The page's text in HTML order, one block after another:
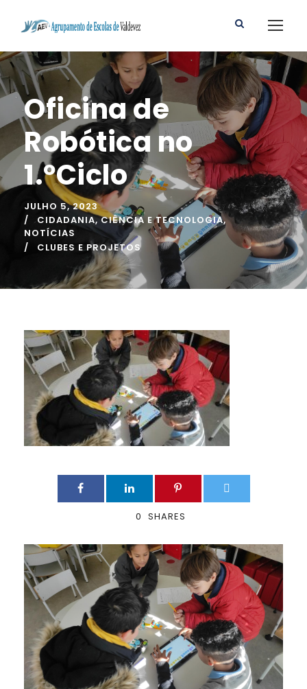
Oficina de
Robótica no
1.ºCiclo
JULHO 5, 2023
CIDADANIA, CIÊNCIA E TECNOLOGIA,
NOTÍCIAS
CLUBES E PROJETOS
0 SHARES